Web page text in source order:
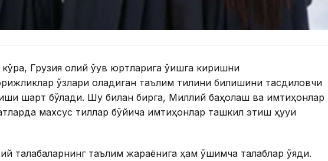
Грузия олий ўқув юртларига ўқишга киришни
ўзлари оладиган таълим тилини билишини тасдиқловчи
шарт бўлади. Шу билан бирга, Миллий баҳолаш ва имтиҳонлар
махсус тиллар бўйича имтиҳонлар ташкил этиш ҳуқуқи
талабаларнинг таълим жараёнига ҳам қўшимча талаблар қўяди.